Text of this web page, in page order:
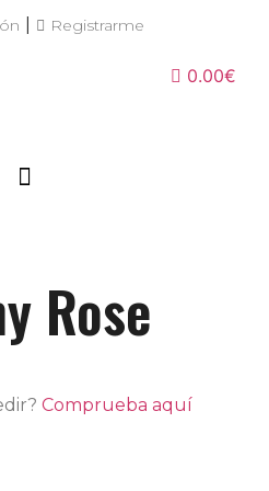
Registrarme
0.00€
Rose
Comprueba aquí